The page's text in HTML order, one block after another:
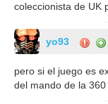
coleccionista de UK
yo93
pero si el juego es
del mando de la